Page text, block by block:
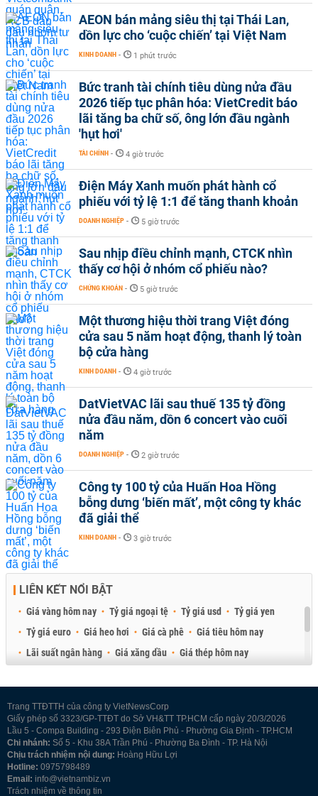
AEON bán mảng siêu thị tại Thái Lan,
dồn lực cho ‘cuộc chiến’ tại Việt Nam
KINH DOANH - 1 phút trước
Bức tranh tài chính tiêu dùng nửa đầu
2026 tiếp tục phân hóa: VietCredit báo
lãi tăng ba chữ số, ông lớn đầu ngành
'hụt hơi'
TÀI CHÍNH - 4 giờ trước
Điện Máy Xanh muốn phát hành cổ
phiếu với tỷ lệ 1:1 để tăng thanh khoản
DOANH NGHIỆP - 5 giờ trước
Sau nhịp điều chỉnh mạnh, CTCK nhìn
thấy cơ hội ở nhóm cổ phiếu nào?
CHỨNG KHOÁN - 5 giờ trước
Một thương hiệu thời trang Việt đóng
cửa sau 5 năm hoạt động, thanh lý toàn
bộ cửa hàng
KINH DOANH - 4 giờ trước
DatVietVAC lãi sau thuế 135 tỷ đồng
nửa đầu năm, dồn 6 concert vào cuối
năm
DOANH NGHIỆP - 2 giờ trước
Công ty 100 tỷ của Huấn Hoa Hồng
bỗng dưng ‘biến mất’, một công ty khác
đã giải thể
KINH DOANH - 3 giờ trước
LIÊN KẾT NỔI BẬT
Giá vàng hôm nay Tỷ giá ngoại tệ Tỷ giá usd
Tỷ giá yen
Tỷ giá euro
Giá heo hơi Giá cà phê
Giá tiêu hôm nay
Lãi suất ngân hàng
Giá xăng dầu
Giá thép hôm nay
Trang TTĐTTH của công ty VietNewsCorp
Giấy phép số 3323/GP-TTĐT do Sở VH&TT TP.HCM cấp ngày 20/3/2026
Lầu 5 - Compa Building - 293 Điện Biên Phủ - Phường Gia Định - TP.HCM
Chi nhánh: Số 5 - Khu 38A Trần Phú - Phường Ba Đình - TP. Hà Nội
Chịu trách nhiệm nội dung: Hoàng Hữu Lợi
Hotline: 0975798489
Email: info@vietnambiz.vn
Trách nhiệm về thông tin